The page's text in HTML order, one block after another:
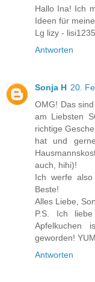
Hallo Ina! Ich
Ideen für
Lg lizy -
Antworten
Sonja H 20.
OMG! Das
am Liebsten
richtige
hat und
auch, hihi)!
Ich werfe
Beste!
Alles Liebe,
P.S. Ich
Apfelkuchen
geworden!
Antworten